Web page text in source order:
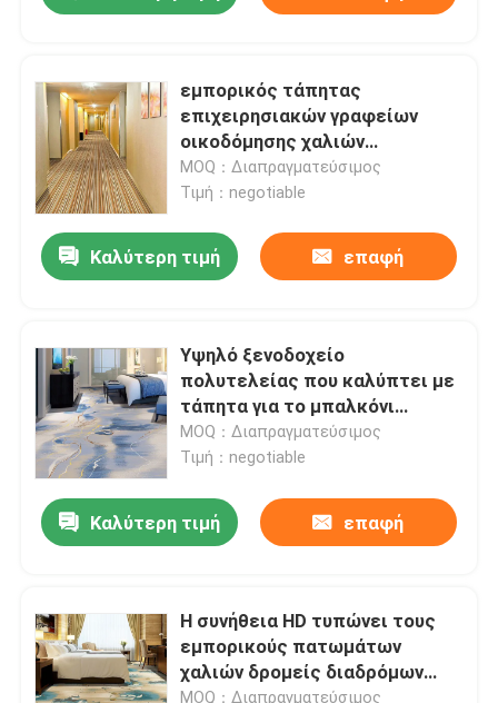
εμπορικός τάπητας
επιχειρησιακών γραφείων
οικοδόμησης χαλιών
πατωμάτων βελούδου
δαχτυλιδιών 4*25m
MOQ：Διαπραγματεύσιμος
Τιμή：negotiable
Καλύτερη τιμή επαφή
Υψηλό ξενοδοχείο
πολυτελείας που καλύπτει με
τάπητα για το μπαλκόνι
γαμήλιων διαδρόμων
αντιολισθητικό
MOQ：Διαπραγματεύσιμος
Τιμή：negotiable
Καλύτερη τιμή επαφή
Η συνήθεια HD τυπώνει τους
εμπορικούς πατωμάτων
χαλιών δρομείς διαδρόμων
ξενοδοχείων μακριούς
MOQ：Διαπραγματεύσιμος